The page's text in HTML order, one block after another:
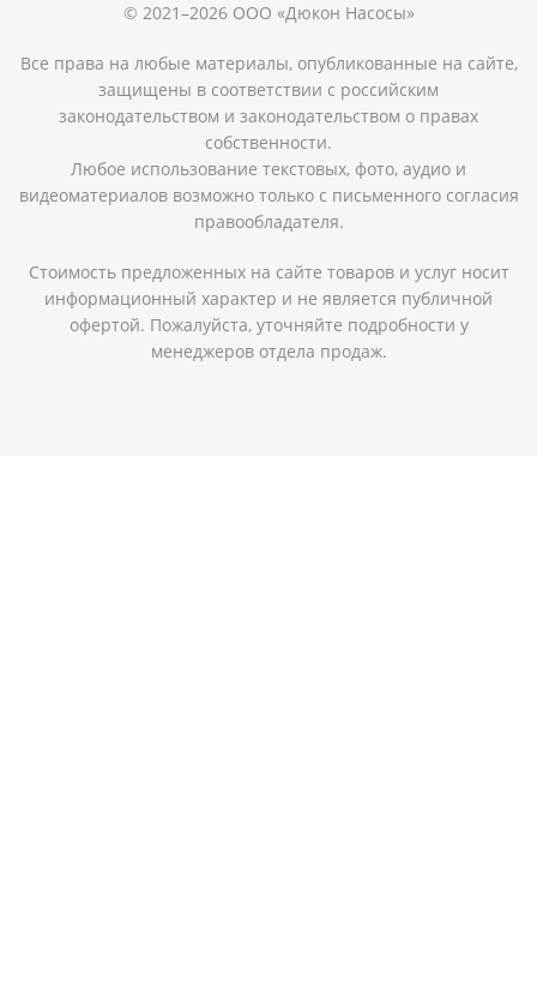
© 2021–2026 ООО «Дюкон Насосы»
Все права на любые материалы, опубликованные на сайте,
защищены в соответствии с российским
законодательством и законодательством о правах
собственности.
Любое использование текстовых, фото, аудио и
видеоматериалов возможно только с письменного согласия
правообладателя.
Стоимость предложенных на сайте товаров и услуг носит
информационный характер и не является публичной
офертой. Пожалуйста, уточняйте подробности у
менеджеров отдела продаж.